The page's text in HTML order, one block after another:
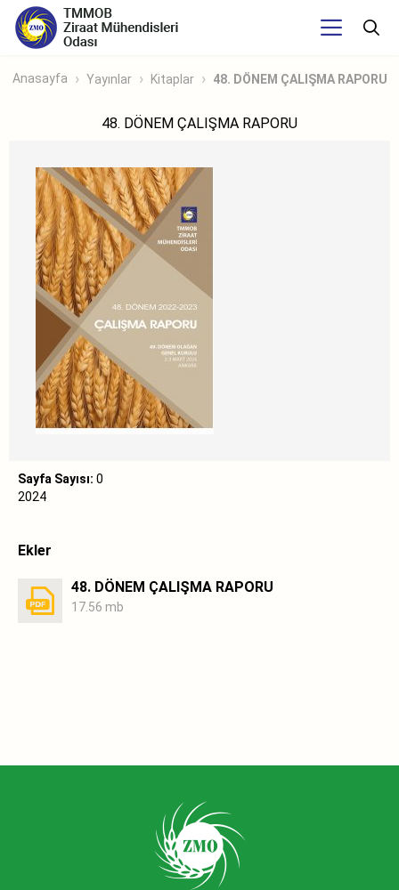
Anasayfa Yayınlar Kitaplar 48. DÖNEM ÇALIŞMA RAPORU
48. DÖNEM ÇALIŞMA RAPORU
Sayfa Sayısı: 0
2024
Ekler
48. DÖNEM ÇALIŞMA RAPORU
17.56 mb